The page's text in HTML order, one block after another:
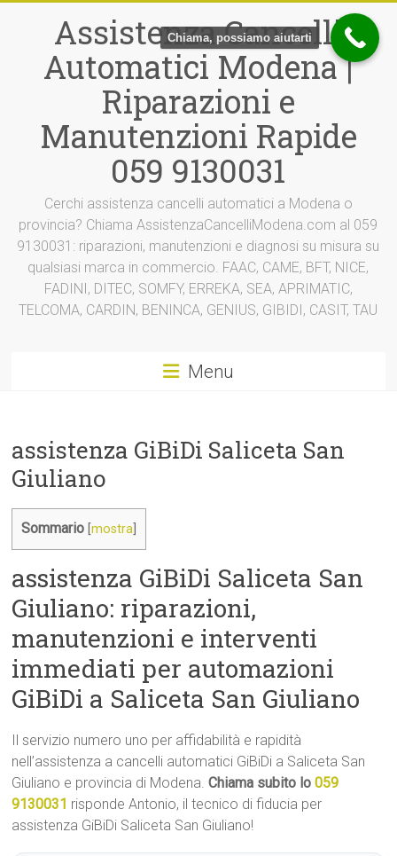
contenutoAssistenza Cancelli
Automatici Modena |
Riparazioni e
Manutenzioni Rapide
059 9130031
Cerchi assistenza cancelli automatici a Modena o
provincia? Chiama AssistenzaCancelliModena.com al 059
9130031: riparazioni, manutenzioni e diagnosi su misura su
qualsiasi marca in commercio. FAAC, CAME, BFT, NICE,
FADINI, DITEC, SOMFY, ERREKA, SEA, APRIMATIC,
TELCOMA, CARDIN, BENINCA, GENIUS, GIBIDI, CASIT, TAU
Menu
assistenza GiBiDi Saliceta San
Giuliano
Sommario [mostra
assistenza GiBiDi Saliceta San
Giuliano: riparazioni,
manutenzioni e interventi
immediati per automazioni
GiBiDi a Saliceta San Giuliano
Il servizio numero uno per affidabilità e rapidità
nell’assistenza a cancelli automatici GiBiDi a Saliceta San
Giuliano e provincia di Modena.Chiama subito lo059
9130031 risponde Antonio, il tecnico di fiducia per
assistenza GiBiDi Saliceta San Giuliano!
Chiama, possiamo aiutarti